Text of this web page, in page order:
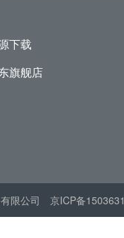
下载
旗舰店
限公司 京ICP备